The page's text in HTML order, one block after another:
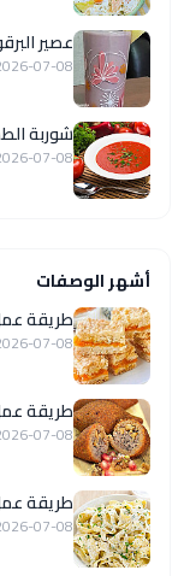
عصير
07-08
شوربة
07-08
أشهر الوصفات
طريقة
07-08
طريقة
07-08
طريقة
07-08